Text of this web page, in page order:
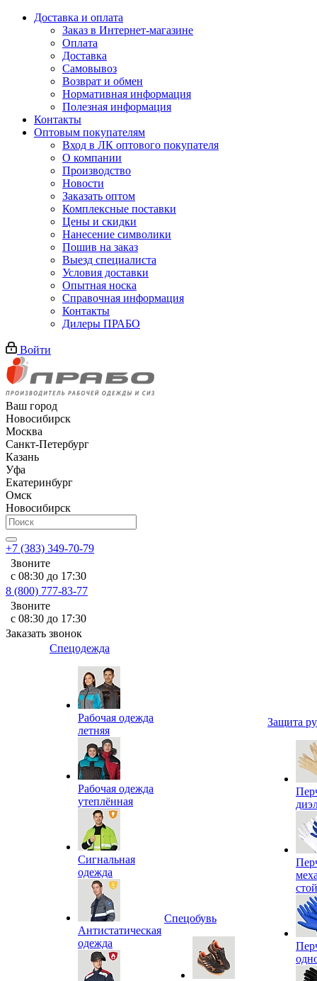
Доставка и оплата
Заказ в Интернет-магазине
Оплата
Доставка
Самовывоз
Возврат и обмен
Нормативная информация
Полезная информация
Контакты
Оптовым покупателям
Вход в ЛК оптового покупателя
О компании
Производство
Новости
Заказать оптом
Комплексные поставки
Цены и скидки
Нанесение символики
Пошив на заказ
Выезд специалиста
Условия доставки
Опытная носка
Справочная информация
Контакты
Дилеры ПРАБО
Войти
Ваш город
Новосибирск
Москва
Санкт-Петербург
Казань
Уфа
Екатеринбург
Омск
Новосибирск
+7 (383) 349-70-79
Звоните
с 08:30 до 17:30
8 (800) 777-83-77
Звоните
с 08:30 до 17:30
Заказать звонок
Спецодежда
Рабочая одежда
летняя
Рабочая одежда
утеплённая
Сигнальная
одежда
Антистатическая
одежда
Спецобувь
Защита